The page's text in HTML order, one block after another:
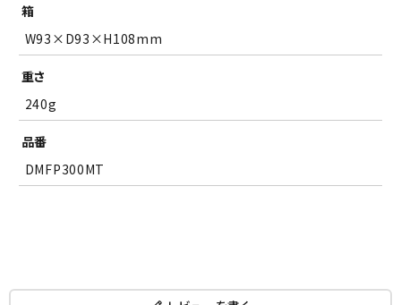
箱
W93×D93×H108mm
重さ
240g
品番
DMFP300MT